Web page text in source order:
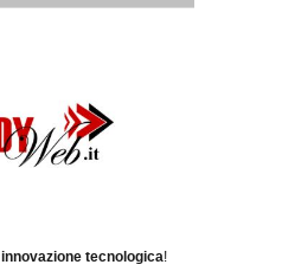
innovazione tecnologica!